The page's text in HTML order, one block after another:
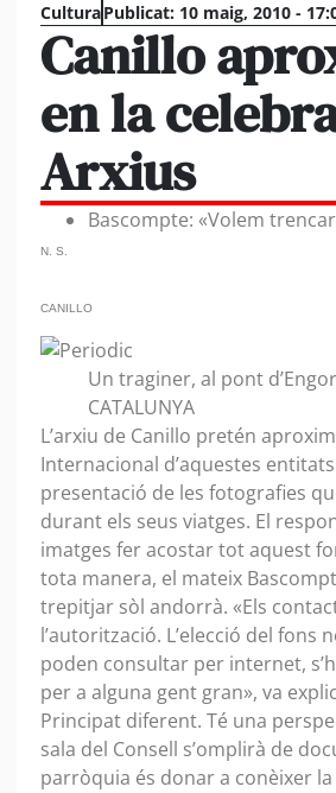
CulturaPublicat: 10 maig, 2010 -
Canillo
en la
Arxius
Bascompte: «Volem
N. S.
CANILLO
Un traginer, al pont
CATALUNYA
L’arxiu de Canillo pretén
Internacional d’aquestes
presentació de les fotografies
durant els seus viatges. El
imatges fer acostar tot aquest
tota manera, el mateix
trepitjar sòl andorrà. «Els
l’autorització. L’elecció del fons
poden consultar per internet,
per a alguna gent gran», va
Principat diferent. Té una
sala del Consell s’omplirà de
parròquia és donar a conèixer